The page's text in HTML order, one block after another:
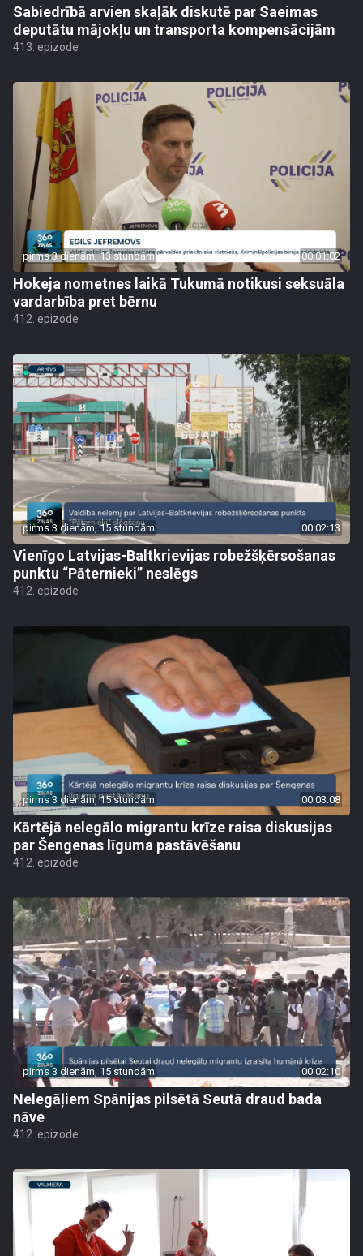
Sabiedrībā arvien skaļāk diskutē par Saeimas
deputātu mājokļu un transporta kompensācijām
413. epizode
pirms 3 dienām, 13 stundām 00:01:02
Hokeja nometnes laikā Tukumā notikusi seksuāla
vardarbība pret bērnu
412. epizode
pirms 3 dienām, 15 stundām 00:02:13
Vienīgo Latvijas-Baltkrievijas robežšķērsošanas
punktu “Pāternieki” neslēgs
412. epizode
pirms 3 dienām, 15 stundām 00:03:08
Kārtējā nelegālo migrantu krīze raisa diskusijas
par Šengenas līguma pastāvēšanu
412. epizode
pirms 3 dienām, 15 stundām 00:02:10
Nelegāļiem Spānijas pilsētā Seutā draud bada
nāve
412. epizode